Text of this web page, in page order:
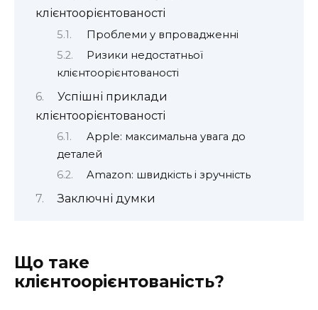
клієнтоорієнтованості
Проблеми у впровадженні
Ризики недостатньої
клієнтоорієнтованості
Успішні приклади
клієнтоорієнтованості
Apple: максимальна увага до
деталей
Amazon: швидкість і зручність
Заключні думки
Що таке
клієнтоорієнтованість?